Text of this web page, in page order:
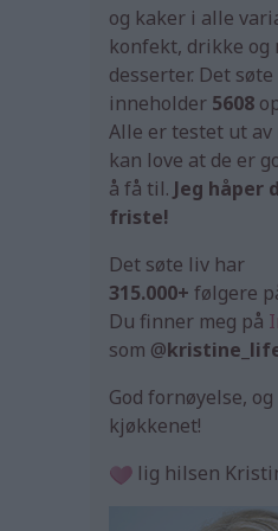
og kaker i alle
konfekt, drikke og
desserter. Det
inneholder 5608
Alle er testet ut av
kan love at de er
å få til. Jeg håper
friste!
Det søte liv har
315.000+ følgere
Du finner meg på
som @
God fornøyelse,
kjøkkenet!
lig hilsen